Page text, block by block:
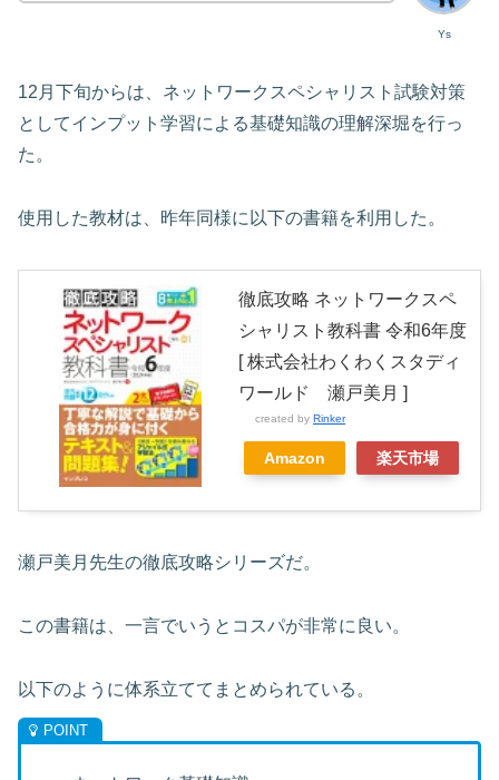
Ys
12月下旬からは、ネットワークスペシャリスト試験対策
としてインプット学習による基礎知識の理解深堀を行っ
た。
使用した教材は、昨年同様に以下の書籍を利用した。
徹底攻略 ネットワークスペ
シャリスト教科書 令和6年度
[ 株式会社わくわくスタディ
ワールド 瀬戸美月 ]
created by Rinker
Amazon 楽天市場
瀬戸美月先生の徹底攻略シリーズだ。
この書籍は、一言でいうとコスパが非常に良い。
以下のように体系立ててまとめられている。